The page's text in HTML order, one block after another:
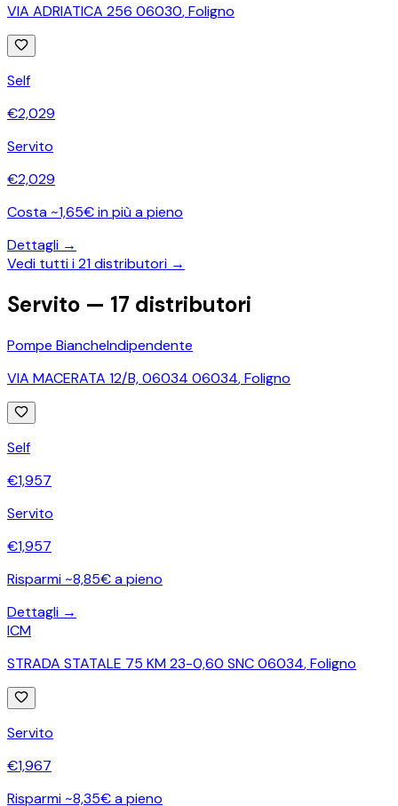
VIA ADRIATICA 256 06030,Foligno
Self
€2,029
Servito
€2,029
Costa ~1,65€ in più a pieno
Dettagli →
Vedi tutti i21distributori →
Servito — 17 distributori
Pompe BiancheIndipendente
VIA MACERATA 12/B, 06034 06034,Foligno
Self
€1,957
Servito
€1,957
Risparmi ~8,85€ a pieno
Dettagli →
ICM
STRADA STATALE 75 KM 23-0,60 SNC 06034,Foligno
Servito
€1,967
Risparmi ~8,35€ a pieno